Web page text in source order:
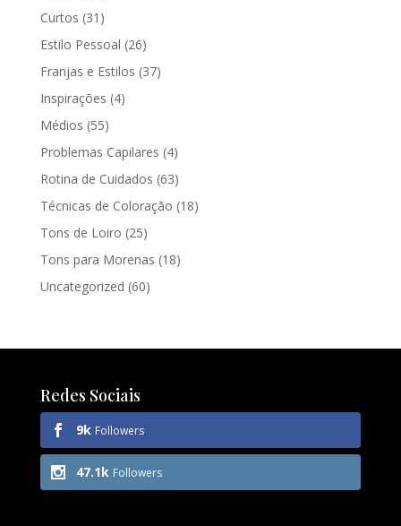
Curtos (31)
Estilo Pessoal (26)
Franjas e Estilos (37)
Inspirações (4)
Médios (55)
Problemas Capilares (4)
Rotina de Cuidados (63)
Técnicas de Coloração (18)
Tons de Loiro (25)
Tons para Morenas (18)
Uncategorized (60)
Redes Sociais
9k Followers
47.1k Followers